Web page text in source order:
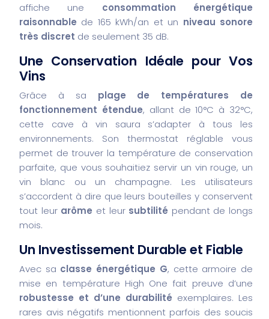
affiche une consommation énergétique
raisonnable de 165 kWh/an et un niveau sonore
très discret de seulement 35 dB.
Une Conservation Idéale pour Vos
Vins
Grâce à sa plage de températures de
fonctionnement étendue, allant de 10°C à 32°C,
cette cave à vin saura s’adapter à tous les
environnements. Son thermostat réglable vous
permet de trouver la température de conservation
parfaite, que vous souhaitiez servir un vin rouge, un
vin blanc ou un champagne. Les utilisateurs
s’accordent à dire que leurs bouteilles y conservent
tout leur arôme et leur subtilité pendant de longs
mois.
Un Investissement Durable et Fiable
Avec sa classe énergétique G, cette armoire de
mise en température High One fait preuve d’une
robustesse et d’une durabilité exemplaires. Les
rares avis négatifs mentionnent parfois des soucis